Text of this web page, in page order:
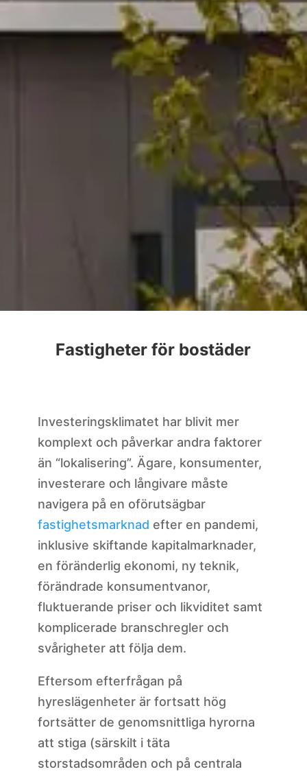
Fastigheter för bostäder
Investeringsklimatet har blivit mer
komplext och påverkar andra faktorer
än “lokalisering”. Ägare, konsumenter,
investerare och långivare måste
navigera på en oförutsägbar
fastighetsmarknad efter en pandemi,
inklusive skiftande kapitalmarknader,
en föränderlig ekonomi, ny teknik,
förändrade konsumentvanor,
fluktuerande priser och likviditet samt
komplicerade branschregler och
svårigheter att följa dem.
Eftersom efterfrågan på
hyreslägenheter är fortsatt hög
fortsätter de genomsnittliga hyrorna
att stiga (särskilt i täta
storstadsområden och på centrala